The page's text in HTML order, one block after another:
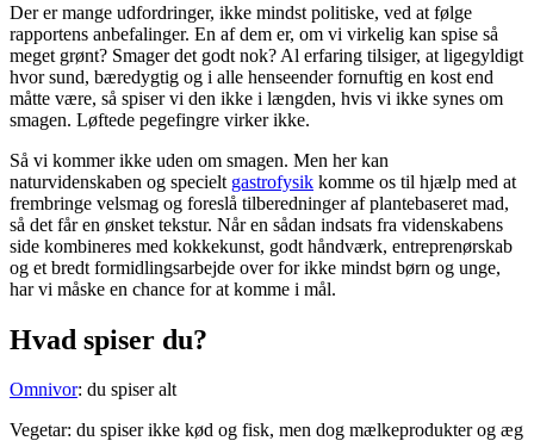
Der er mange udfordringer, ikke mindst politiske, ved at følge
rapportens anbefalinger. En af dem er, om vi virkelig kan spise så
meget grønt? Smager det godt nok? Al erfaring tilsiger, at ligegyldigt
hvor sund, bæredygtig og i alle hense­ender fornuftig en kost end
måtte være, så spiser vi den ikke i læng­den, hvis vi ikke synes om
smagen. Løftede pegefingre virker ikke.
Så vi kommer ikke uden om sma­gen. Men her kan
naturvidenskaben og specielt gastrofysik komme os til hjælp med at
frembringe velsmag og foreslå tilberedninger af plantebaseret mad,
så det får en ønsket tekstur. Når en sådan ind­sats fra videnskabens
side kombi­neres med kokkekunst, godt hånd­værk, entreprenørskab
og et bredt formidlingsarbejde over for ikke mindst børn og unge,
har vi måske en chance for at komme i mål.
Hvad spiser du?
Omnivor: du spiser alt
Vegetar: du spiser ikke kød og fisk, men dog mælkeprodukter og æg